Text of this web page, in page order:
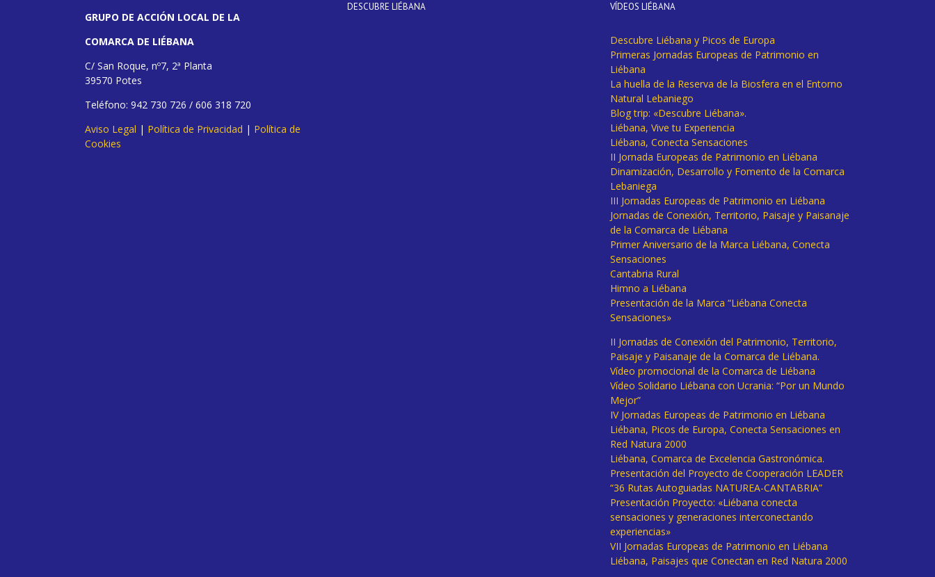
GRUPO DE ACCIÓN LOCAL DE LA
COMARCA DE LIÉBANA
C/ San Roque, nº7, 2ª Planta
39570 Potes
Teléfono: 942 730 726 / 606 318 720
Aviso Legal | Política de Privacidad | Política de
Cookies
DESCUBRE LIÉBANA VÍDEOS LIÉBANA
Descubre Liébana y Picos de Europa
Primeras Jornadas Europeas de Patrimonio en
Liébana
La huella de la Reserva de la Biosfera en el Entorno
Natural Lebaniego
Blog trip: «Descubre Liébana».
Liébana, Vive tu Experiencia
Liébana, Conecta Sensaciones
II Jornada Europeas de Patrimonio en Liébana
Dinamización, Desarrollo y Fomento de la Comarca
Lebaniega
III Jornadas Europeas de Patrimonio en Liébana
Jornadas de Conexión, Territorio, Paisaje y Paisanaje
de la Comarca de Liébana
Primer Aniversario de la Marca Liébana, Conecta
Sensaciones
Cantabria Rural
Himno a Liébana
Presentación de la Marca “Liébana Conecta
Sensaciones»
II Jornadas de Conexión del Patrimonio, Territorio,
Paisaje y Paisanaje de la Comarca de Liébana.
Vídeo promocional de la Comarca de Liébana
Vídeo Solidario Liébana con Ucrania: “Por un Mundo
Mejor”
IV Jornadas Europeas de Patrimonio en Liébana
Liébana, Picos de Europa, Conecta Sensaciones en
Red Natura 2000
Liébana, Comarca de Excelencia Gastronómica.
Presentación del Proyecto de Cooperación LEADER
“36 Rutas Autoguiadas NATUREA-CANTABRIA”
Presentación Proyecto: «Liébana conecta
sensaciones y generaciones interconectando
experiencias»
VII Jornadas Europeas de Patrimonio en Liébana
Liébana, Paisajes que Conectan en Red Natura 2000